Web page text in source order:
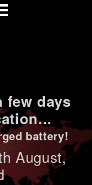
few days
battery!
August,